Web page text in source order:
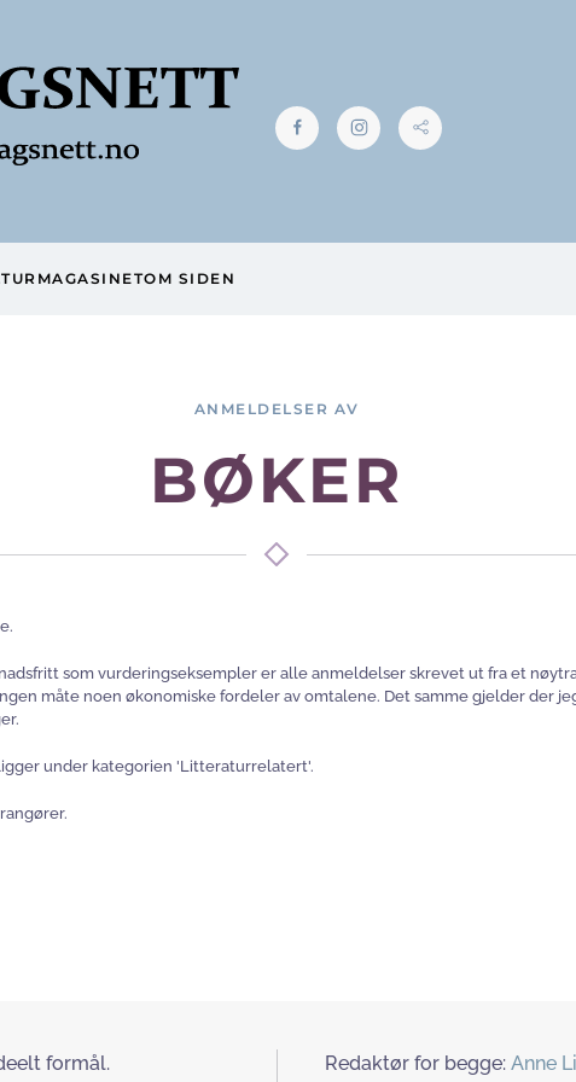
MAGASINETOM SIDEN
ANMELDELSER AV
BØKER
som vurderingseksempler er alle anmeldelser skrevet ut fra et
måte noen økonomiske fordeler av omtalene. Det samme gjelder der
under kategorien 'Litteraturrelatert'.
formål. Redaktør for begge: Anne